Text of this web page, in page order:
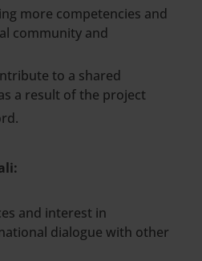
more competencies and
community and
to a shared
a result of the project
and interest in
dialogue with other